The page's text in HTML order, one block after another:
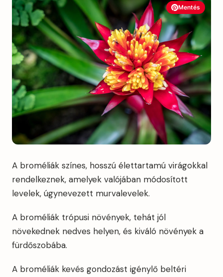
Mentés
A broméliák színes, hosszú élettartamú virágokkal
rendelkeznek, amelyek valójában módosított
levelek, úgynevezett murvalevelek.
A broméliák trópusi növények, tehát jól
növekednek nedves helyen, és kiváló növények a
fürdőszobába.
A broméliák kevés gondozást igénylő beltéri